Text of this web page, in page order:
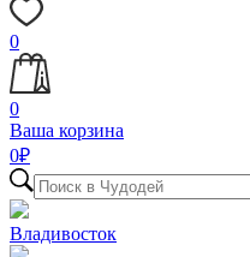
0
0
Ваша корзина
0₽
Владивосток